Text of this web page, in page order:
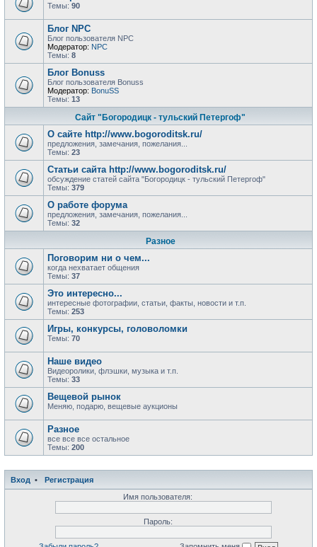
Темы: 90
Блог NPC
Блог пользователя NPC
Модератор: NPC
Темы: 8
Блог Bonuss
Блог пользователя Bonuss
Модератор: BonuSS
Темы: 13
Сайт "Богородицк - тульский Петергоф"
О сайте http://www.bogoroditsk.ru/
предложения, замечания, пожелания...
Темы: 23
Статьи сайта http://www.bogoroditsk.ru/
обсуждение статей сайта "Богородицк - тульский Петергоф"
Темы: 379
О работе форума
предложения, замечания, пожелания...
Темы: 32
Разное
Поговорим ни о чем...
когда нехватает общения
Темы: 37
Это интересно...
интересные фотографии, статьи, факты, новости и т.п.
Темы: 253
Игры, конкурсы, головоломки
Темы: 70
Наше видео
Видеоролики, флэшки, музыка и т.п.
Темы: 33
Вещевой рынок
Меняю, подарю, вещевые аукционы
Разное
все все все остальное
Темы: 200
Вход •
Регистрация
Имя пользователя:
Пароль: